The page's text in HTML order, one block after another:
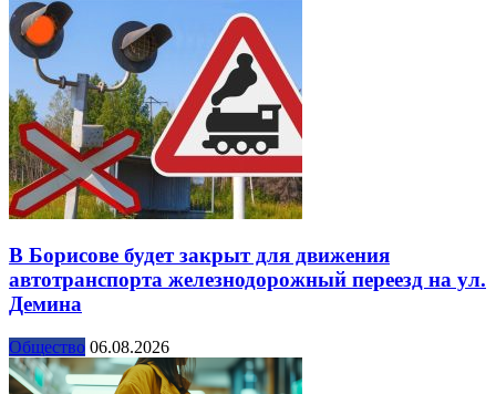
В Борисове будет закрыт для движения
автотранспорта железнодорожный переезд на ул.
Демина
Общество 06.08.2026